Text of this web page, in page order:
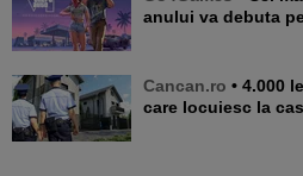
anului va debuta
Cancan.ro • 4.000 lei amendă tuturor românilor
care locuiesc la